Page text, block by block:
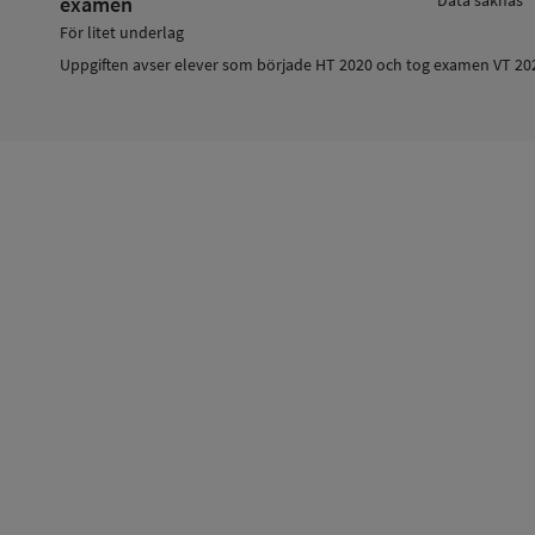
För litet underlag
Uppgiften avser elever som började HT 2020 och tog examen VT